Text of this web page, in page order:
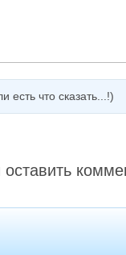
есть что сказать...!)
оставить